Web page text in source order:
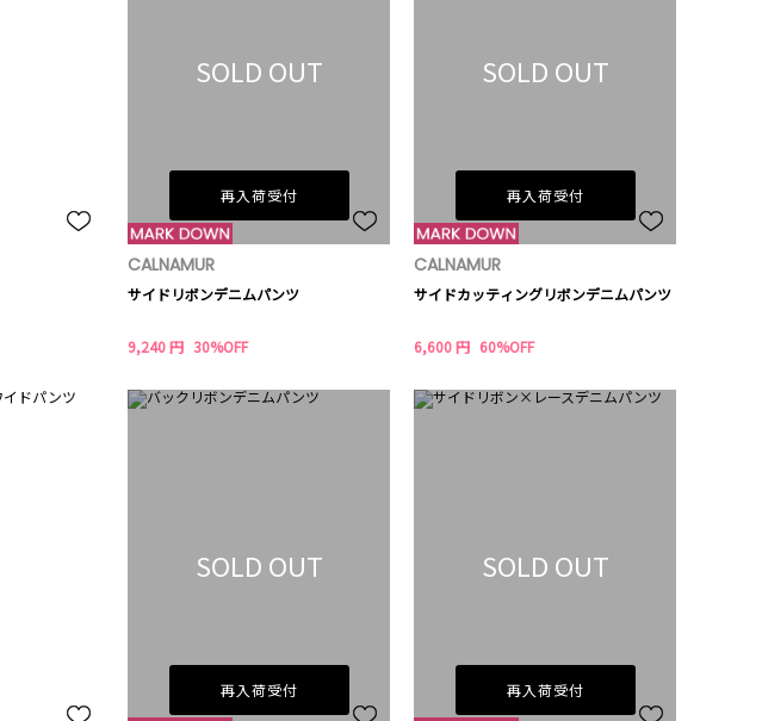
SOLD OUT
再入荷受付
CALNAMUR
サイドリボンデニムパンツ
9,240 円 30%OFF
SOLD OUT
再入荷受付
CALNAMUR
サイドカッティングリボンデニムパンツ
6,600 円 60%OFF
SOLD OUT
再入荷受付
SOLD OUT
再入荷受付